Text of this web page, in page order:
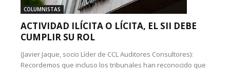
COLUMNISTAS
ACTIVIDAD ILÍCITA O LÍCITA, EL SII DEBE
CUMPLIR SU ROL
(Javier Jaque, socio Líder de CCL Auditores Consultores):
Recordemos que incluso los tribunales han reconocido que